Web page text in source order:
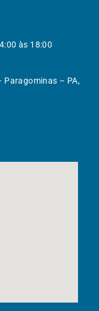
às 18:00
Paragominas – PA,